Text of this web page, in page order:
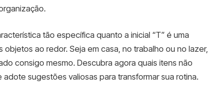
tão específica quanto a inicial “T” é uma
ao redor. Seja em casa, no trabalho ou no lazer,
consigo mesmo. Descubra agora quais itens não
sugestões valiosas para transformar sua rotina.